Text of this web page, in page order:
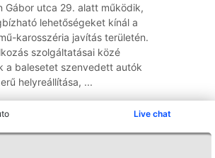
Live chat
Gábor utca 29. alatt működik,
lehetőségeket kínál a
karosszéria javítás területén.
szolgáltatásai közé
a balesetet szenvedett autók
helyreállítása, ...